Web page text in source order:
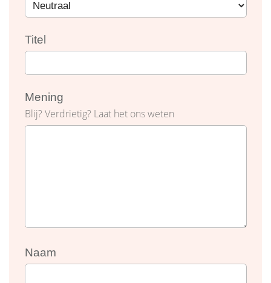
Titel
Mening
Blij? Verdrietig? Laat het ons weten
Naam